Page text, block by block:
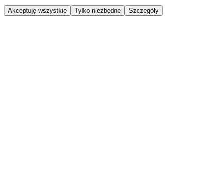
Akceptuję wszystkie Tylko niezbędne Szczegóły